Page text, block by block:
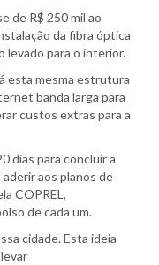
de R$ 250 mil ao
da fibra óptica
levado para o interior.
esta mesma estrutura
banda larga para
custos extras para a
dias para concluir a
aos planos de
COPREL,
de cada um.
cidade. Esta ideia